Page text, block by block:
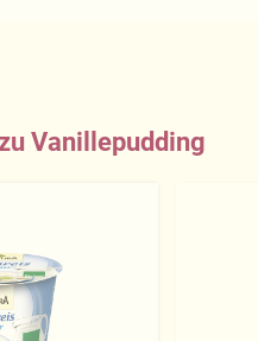
Vanillepudding